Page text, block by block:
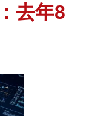
去年8